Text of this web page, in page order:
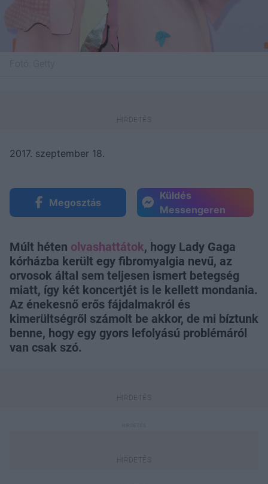
2017. szeptember 18.
Megosztás
Küldés
Messengeren
Múlt héten olvashattátok, hogy Lady Gaga
kórházba került egy fibromyalgia nevű, az
orvosok által sem teljesen ismert betegség
miatt, így két koncertjét is le kellett mondania.
Az énekesnő erős fájdalmakról és
kimerültségről számolt be akkor, de mi bíztunk
benne, hogy egy gyors lefolyású problémáról
van csak szó.